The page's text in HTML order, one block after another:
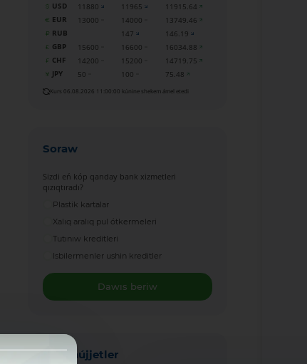
USD
11880 11965
11915.64
EUR
13000 14000
13749.46
RUB
147
146.19
GBP
15600 16600
16034.88
CHF
14200 15200
14719.75
JPY
50 100 75.48
Kurs 06.08.2026 11:00:00 kúnine shekem ámel etedi
Soraw
Sizdi eń kóp qanday bank xizmetleri
qızıqtıradı?
Plastik kartalar
Xalıq aralıq pul ótkermeleri
Tutınıw kreditleri
Isbilermenler ushin kreditler
Dawıs beriw
Jańa hújjetler